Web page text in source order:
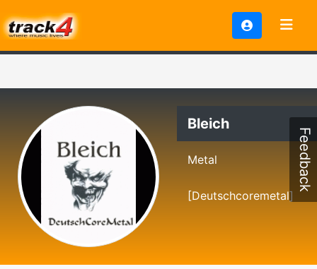
Bleich
Metal
[Deutschcoremetal]
Feedback